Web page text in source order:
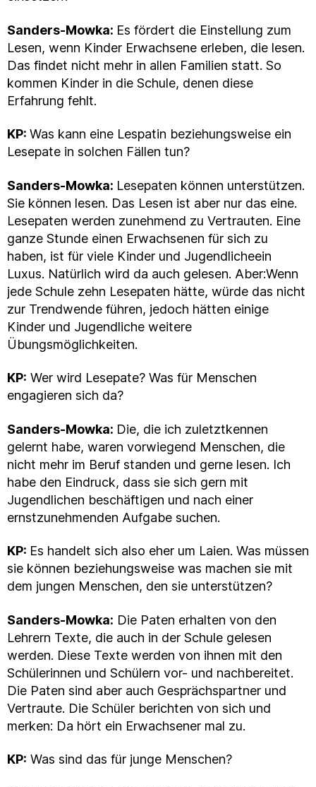
Sanders-Mowka: Es fördert die Einstellung zum
Lesen, wenn Kinder Erwachsene erleben, die lesen.
Das findet nicht mehr in allen Familien statt. So
kommen Kinder in die Schule, denen diese
Erfahrung fehlt.
KP: Was kann eine Lespatin beziehungsweise ein
Lesepate in solchen Fällen tun?
Sanders-Mowka: Lesepaten können unterstützen.
Sie können lesen. Das Lesen ist aber nur das eine.
Lesepaten werden zunehmend zu Vertrauten. Eine
ganze Stunde einen Erwachsenen für sich zu
haben, ist für viele Kinder und Jugendlicheein
Luxus. Natürlich wird da auch gelesen. Aber:Wenn
jede Schule zehn Lesepaten hätte, würde das nicht
zur Trendwende führen, jedoch hätten einige
Kinder und Jugendliche weitere
Übungsmöglichkeiten.
KP: Wer wird Lesepate? Was für Menschen
engagieren sich da?
Sanders-Mowka: Die, die ich zuletztkennen
gelernt habe, waren vorwiegend Menschen, die
nicht mehr im Beruf standen und gerne lesen. Ich
habe den Eindruck, dass sie sich gern mit
Jugendlichen beschäftigen und nach einer
ernstzunehmenden Aufgabe suchen.
KP: Es handelt sich also eher um Laien. Was müssen
sie können beziehungsweise was machen sie mit
dem jungen Menschen, den sie unterstützen?
Sanders-Mowka: Die Paten erhalten von den
Lehrern Texte, die auch in der Schule gelesen
werden. Diese Texte werden von ihnen mit den
Schülerinnen und Schülern vor- und nachbereitet.
Die Paten sind aber auch Gesprächspartner und
Vertraute. Die Schüler berichten von sich und
merken: Da hört ein Erwachsener mal zu.
KP: Was sind das für junge Menschen?